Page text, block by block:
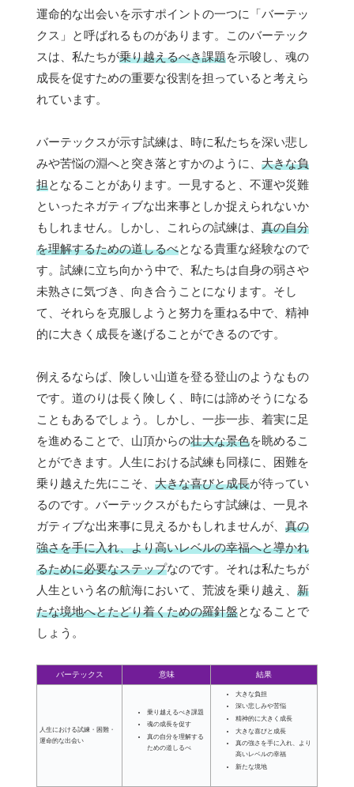
運命的な出会いを示すポイントの一つに「バーテッ
クス」と呼ばれるものがあります。このバーテック
スは、私たちが乗り越えるべき課題を示唆し、魂の
成長を促すための重要な役割を担っていると考えら
れています。
バーテックスが示す試練は、時に私たちを深い悲し
みや苦悩の淵へと突き落とすかのように、 大きな負
担となることがあります。一見すると、不運や災難
といったネガティブな出来事としか捉えられないか
もしれません。しかし、これらの試練は、 真の自分
を理解するための道しるべとなる貴重な経験なので
す。試練に立ち向かう中で、私たちは自身の弱さや
未熟さに気づき、向き合うことになります。そし
て、それらを克服しようと努力を重ねる中で、精神
的に大きく成長を遂げることができるのです。
例えるならば、険しい山道を登る登山のようなもの
です。道のりは長く険しく、時には諦めそうになる
こともあるでしょう。しかし、一歩一歩、着実に足
を進めることで、山頂からの壮大な景色を眺めるこ
とができます。人生における試練も同様に、困難を
乗り越えた先にこそ、 大きな喜びと成長が待ってい
るのです。バーテックスがもたらす試練は、一見ネ
ガティブな出来事に見えるかもしれませんが、 真の
強さを手に入れ、より高いレベルの幸福へと導かれ
るために必要なステップなのです。それは私たちが
人生という名の航海において、荒波を乗り越え、 新
たな境地へとたどり着くための羅針盤となることで
しょう。
バーテックス 意味 結果
人生における試練・困難・
運命的な出会い
乗り越えるべき課題
魂の成長を促す
真の自分を理解する
ための道しるべ
大きな負担
深い悲しみや苦悩
精神的に大きく成長
大きな喜びと成長
真の強さを手に入れ、より
高いレベルの幸福
新たな境地